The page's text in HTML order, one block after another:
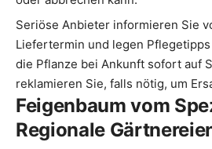
Seriöse Anbieter informieren Sie
Liefertermin und legen
die Pflanze bei Ankunft sofort auf
reklamieren Sie, falls nötig, um
Feigenbaum vom
Regionale